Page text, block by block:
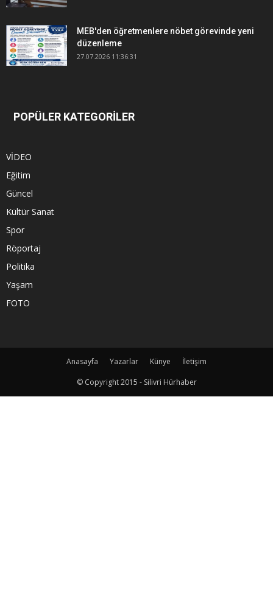
MEB'den öğretmenlere nöbet görevinde yeni
düzenleme
27.07.2026 11:36:31
POPÜLER KATEGORİLER
VİDEO
Eğitim
Güncel
Kültür Sanat
Spor
Röportaj
Politika
Yaşam
FOTO
Anasayfa Yazarlar Künye
İletişim
© Copyright 2015 - Silivri Hürhaber